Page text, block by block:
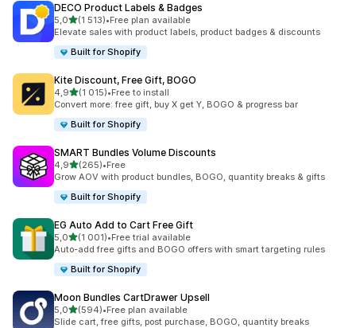
DECO Product Labels & Badges
5,0av 5 stjerner
(1 513)
Totalt 1513 omtaler
•Free plan available
Elevate sales with product labels, product badges & discounts
Built for Shopify
Kite Discount, Free Gift, BOGO
4,9av 5 stjerner
(1 015)
Totalt 1015 omtaler
•Free to install
Convert more: free gift, buy X get Y, BOGO & progress bar
Built for Shopify
SMART Bundles Volume Discounts
4,9av 5 stjerner
(265)
Totalt 265 omtaler
•Free
Grow AOV with product bundles, BOGO, quantity breaks & gifts
Built for Shopify
EG Auto Add to Cart Free Gift
5,0av 5 stjerner
(1 001)
Totalt 1001 omtaler
•Free trial available
Auto-add free gifts and BOGO offers with smart targeting rules
Built for Shopify
Moon Bundles CartDrawer Upsell
5,0av 5 stjerner
(594)
Totalt 594 omtaler
•Free plan available
Slide cart, free gifts, post purchase, BOGO, quantity breaks